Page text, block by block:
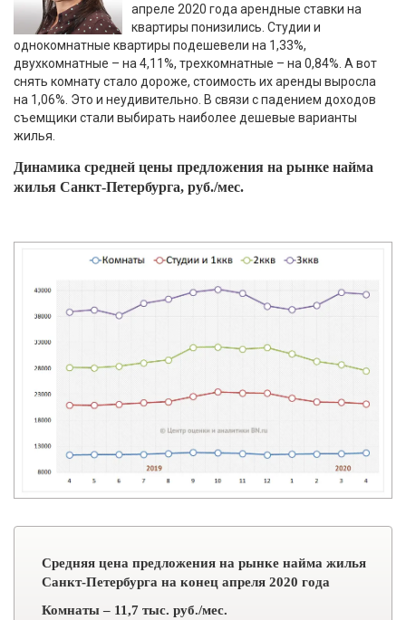
апреле 2020 года арендные ставки на
квартиры понизились. Студии и
однокомнатные квартиры подешевели на 1,33%,
двухкомнатные – на 4,11%, трехкомнатные – на 0,84%. А вот
снять комнату стало дороже, стоимость их аренды выросла
на 1,06%. Это и неудивительно. В связи с падением доходов
съемщики стали выбирать наиболее дешевые варианты
жилья.
Динамика средней цены предложения на рынке найма
жилья Санкт-Петербурга, руб./мес.
Средняя цена предложения на рынке найма жилья
Санкт-Петербурга на конец апреля 2020 года
Комнаты – 11,7 тыс. руб./мес.